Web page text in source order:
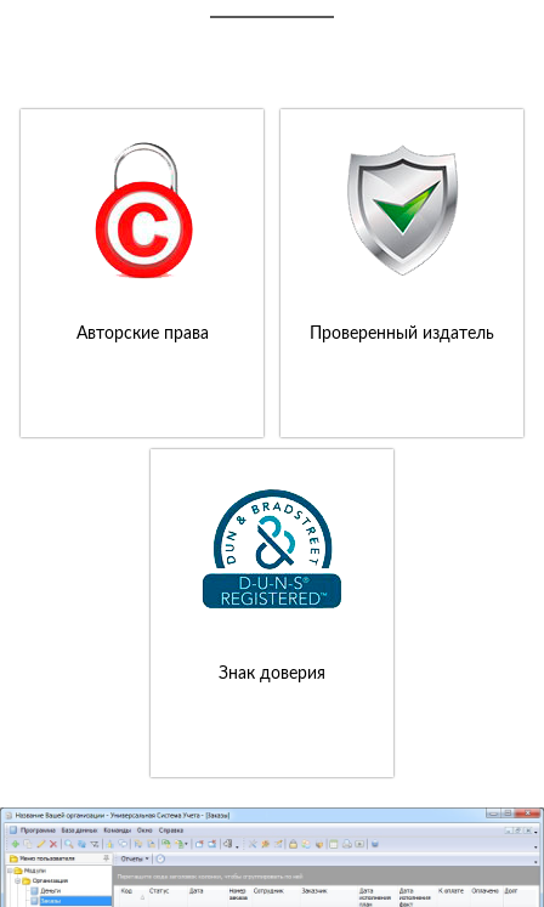
Авторские права Проверенный издатель
Знак доверия